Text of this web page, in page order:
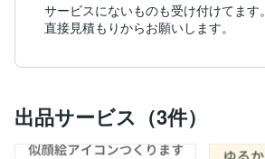
サービスにないものも受け付けてます。
直接見積もりからお願いします。
出品サービス（3件）